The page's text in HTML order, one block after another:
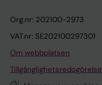
Org.nr: 202100-2973
VAT.nr: SE202100297301
Om webbplatsen
Tillgänglighetsredogörelse